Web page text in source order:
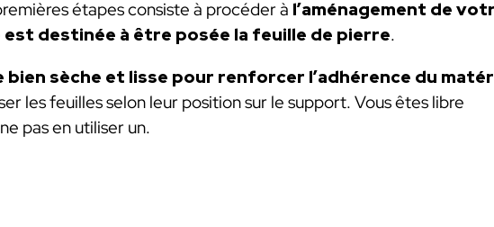
étapes consiste à procéder à l’aménagement de
destinée à être posée la feuille de pierre.
sèche et lisse pour renforcer l’adhérence du
les feuilles selon leur position sur le support. Vous êtes libre
pas en utiliser un.